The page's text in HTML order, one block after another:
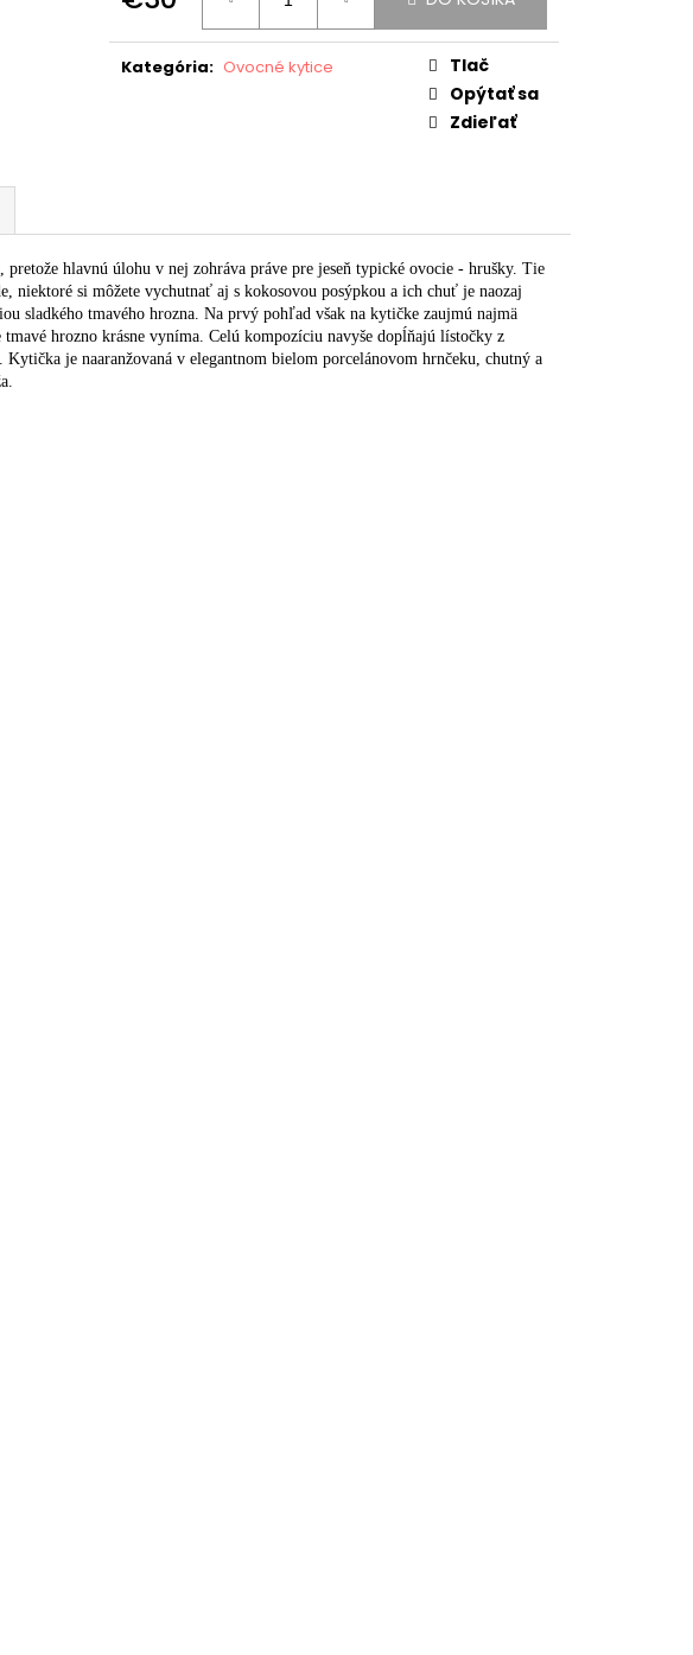
Jednotková
cena:
Kategória: Ovocné kytice
Tlač
Opýtať sa
Zdieľať
hlavnú úlohu v nej zohráva práve pre jeseň typické ovocie - hrušky. Tie
niektoré si môžete vychutnať aj s kokosovou posýpkou a ich chuť je naozaj
sladkého tmavého hrozna. Na prvý pohľad však na kytičke zaujmú najmä
hrozno krásne vyníma. Celú kompozíciu navyše dopĺňajú lístočky z
je naaranžovaná v elegantnom bielom porcelánovom hrnčeku, chutný a